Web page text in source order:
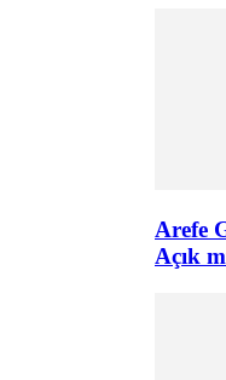
Arefe
Açık